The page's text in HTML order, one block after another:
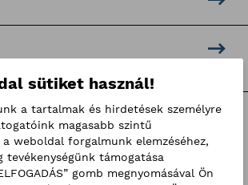
hírek
sütiket használ!
a tartalmak és hirdetések személyre
magasabb szintű
a weboldal forgalmunk elemzéséhez,
tevékenységünk támogatása
gomb megnyomásával Ön